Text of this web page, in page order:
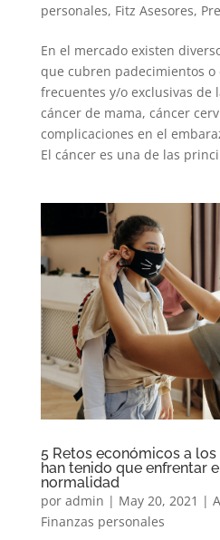
personales, Fitz Asesores,
En el mercado existen
que cubren padecimientos o
frecuentes y/o exclusivas de
cáncer de mama, cáncer
complicaciones en el
El cáncer es una de las
5 Retos económicos a
han tenido que enfrentar
normalidad
por admin | May 20, 2021 |
Finanzas personales